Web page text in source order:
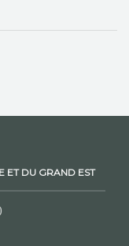
ET DU GRAND EST